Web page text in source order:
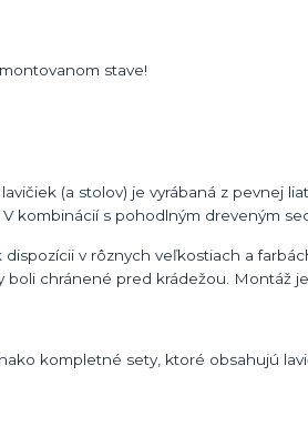
stave!
(a stolov) je vyrábaná z pevnej
kombinácií s pohodlným dreveným
v rôznych veľkostiach a
boli chránené pred krádežou. Montáž
kompletné sety, ktoré obsahujú